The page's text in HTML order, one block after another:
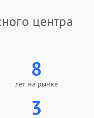
центра
8
лет на рынке
3